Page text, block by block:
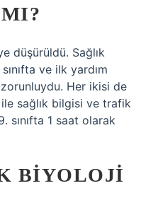
düşürüldü. Sağlık
ve ilk yardım
zorunluydu. Her ikisi de
ile sağlık bilgisi ve trafik
sınıfta 1 saat olarak
BIYOLOJI